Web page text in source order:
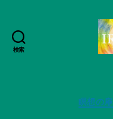
検索
瞑想の扉